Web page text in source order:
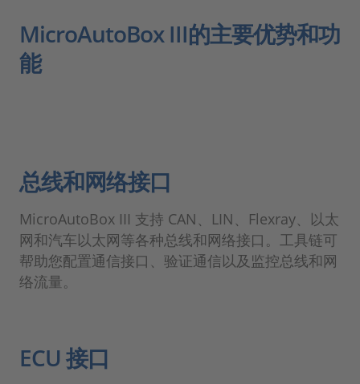
MicroAutoBox III的主要优势和功
能
总线和网络接口
MicroAutoBox III 支持 CAN、LIN、Flexray、以太
网和汽车以太网等各种总线和网络接口。工具链可
帮助您配置通信接口、验证通信以及监控总线和网
络流量。
ECU 接口